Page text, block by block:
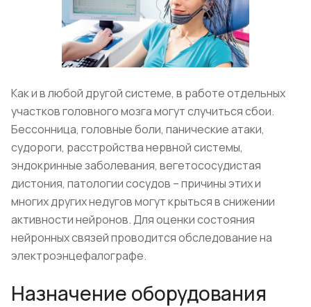
Как и в любой другой системе, в работе отдельных
участков головного мозга могут случиться сбои.
Бессонница, головные боли, панические атаки,
судороги, расстройства нервной системы,
эндокринные заболевания, вегетососудистая
дистония, патологии сосудов – причины этих и
многих других недугов могут крыться в снижении
активности нейронов. Для оценки состояния
нейронных связей проводится обследование на
электроэнцефалографе.
Назначение оборудования